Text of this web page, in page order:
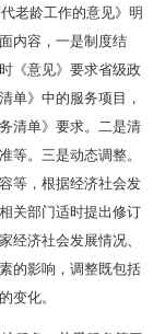
老龄工作的意见》明
内容，一是制度结
《意见》要求省级政
单》中的服务项目，
清单》要求。二是清
等。三是动态调整。
等，根据经济社会发
关部门适时提出修订
经济社会发展情况、
的影响，调整既包括
变化。